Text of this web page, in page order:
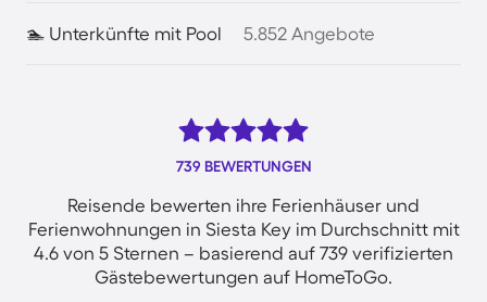
🏊 Unterkünfte mit Pool 5.852 Angebote
739 BEWERTUNGEN
Reisende bewerten ihre Ferienhäuser und
Ferienwohnungen in Siesta Key im Durchschnitt mit
4.6 von 5 Sternen – basierend auf 739 verifizierten
Gästebewertungen auf HomeToGo.